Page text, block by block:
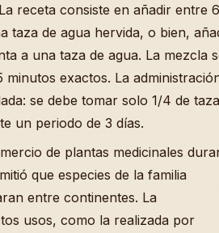
receta consiste en añadir entre
taza de agua hervida, o bien,
a una taza de agua. La mezcla
exactos. La
se debe tomar solo 1/4 de
un periodo de 3 días.
de plantas medicinales
que especies de la familia
entre continentes. La
usos, como la realizada por